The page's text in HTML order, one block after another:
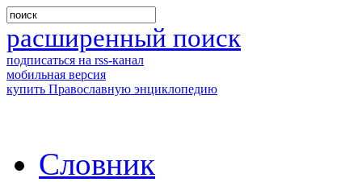
расширенный поиск
подписаться на rss-канал
мобильная версия
купить Православную энциклопедию
Словник